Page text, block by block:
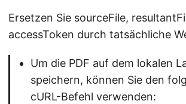
Ersetzen Sie sourceFile,
accessToken durch tatsächliche
Um die PDF auf dem lokalen
speichern, können Sie den
cURL-Befehl verwenden: